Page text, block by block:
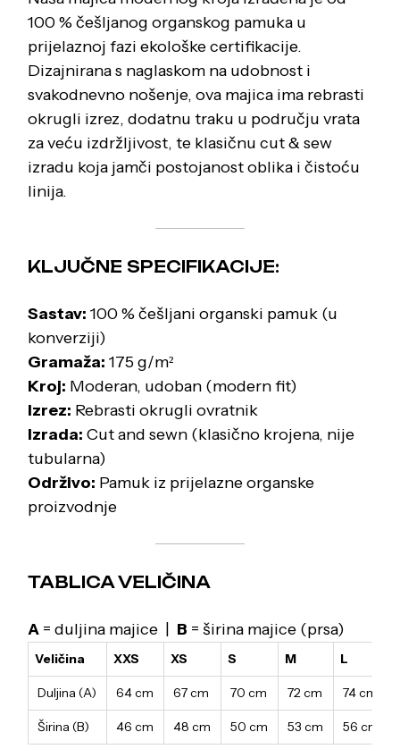
100 % češljanog organskog pamuka u
prijelaznoj fazi ekološke certifikacije.
Dizajnirana s naglaskom na udobnost i
svakodnevno nošenje, ova majica ima rebrasti
okrugli izrez, dodatnu traku u području vrata
za veću izdržljivost, te klasičnu cut & sew
izradu koja jamči postojanost oblika i čistoću
linija.
KLJUČNE SPECIFIKACIJE:
Sastav: 100 % češljani organski pamuk (u
konverziji)
Gramaža: 175 g/m²
Kroj: Moderan, udoban (modern fit)
Izrez: Rebrasti okrugli ovratnik
Izrada: Cut and sewn (klasično krojena, nije
tubularna)
Održivo: Pamuk iz prijelazne organske
proizvodnje
TABLICA VELIČINA
A = duljina majice | B = širina majice (prsa)
Veličina XXS XS S M L
Duljina (A) 64 cm 67 cm 70 cm 72 cm 74 cm
Širina (B) 46 cm 48 cm 50 cm 53 cm 56 cm